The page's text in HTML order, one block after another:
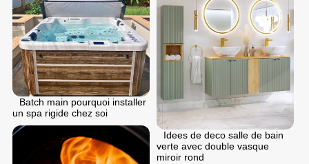
Idees de deco salle de bain
verte avec double vasque
miroir rond
Batch main pourquoi installer
un spa rigide chez soi